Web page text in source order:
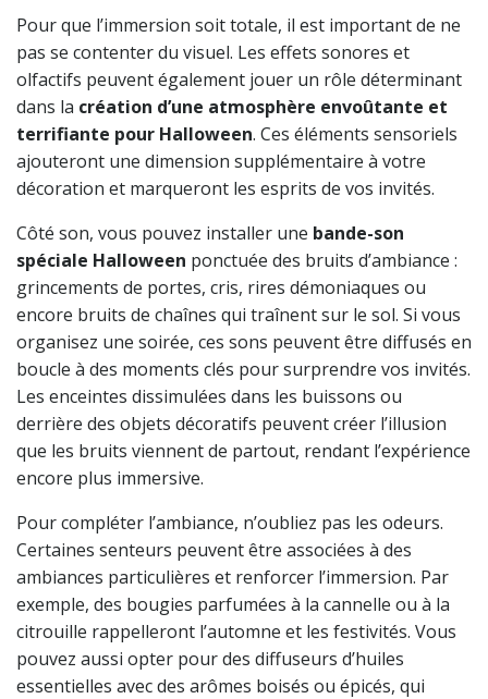
Pour que l’immersion soit totale, il est important de ne
pas se contenter du visuel. Les effets sonores et
olfactifs peuvent également jouer un rôle déterminant
dans la création d’une atmosphère envoûtante et
terrifiante pour Halloween. Ces éléments sensoriels
ajouteront une dimension supplémentaire à votre
décoration et marqueront les esprits de vos invités.
Côté son, vous pouvez installer une bande-son
spéciale Halloween ponctuée des bruits d’ambiance :
grincements de portes, cris, rires démoniaques ou
encore bruits de chaînes qui traînent sur le sol. Si vous
organisez une soirée, ces sons peuvent être diffusés en
boucle à des moments clés pour surprendre vos invités.
Les enceintes dissimulées dans les buissons ou
derrière des objets décoratifs peuvent créer l’illusion
que les bruits viennent de partout, rendant l’expérience
encore plus immersive.
Pour compléter l’ambiance, n’oubliez pas les odeurs.
Certaines senteurs peuvent être associées à des
ambiances particulières et renforcer l’immersion. Par
exemple, des bougies parfumées à la cannelle ou à la
citrouille rappelleront l’automne et les festivités. Vous
pouvez aussi opter pour des diffuseurs d’huiles
essentielles avec des arômes boisés ou épicés, qui